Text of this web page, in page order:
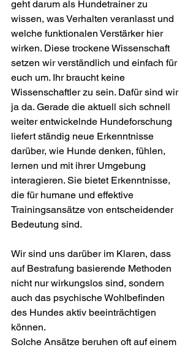
geht darum als Hundetrainer zu
wissen, was Verhalten veranlasst und
welche funktionalen Verstärker hier
wirken. Diese trockene Wissenschaft
setzen wir verständlich und einfach für
euch um. Ihr braucht keine
Wissenschaftler zu sein. Dafür sind wir
ja da. Gerade die aktuell sich schnell
weiter entwickelnde Hundeforschung
liefert ständig neue Erkenntnisse
darüber, wie Hunde denken, fühlen,
lernen und mit ihrer Umgebung
interagieren. Sie bietet Erkenntnisse,
die für humane und effektive
Trainingsansätze von entscheidender
Bedeutung sind.
Wir sind uns darüber im Klaren, dass
auf Bestrafung basierende Methoden
nicht nur wirkungslos sind, sondern
auch das psychische Wohlbefinden
des Hundes aktiv beeinträchtigen
können.
Solche Ansätze beruhen oft auf einem